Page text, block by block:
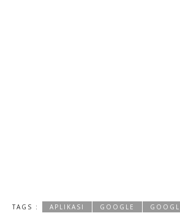
TAGS : APLIKASI GOOGLE